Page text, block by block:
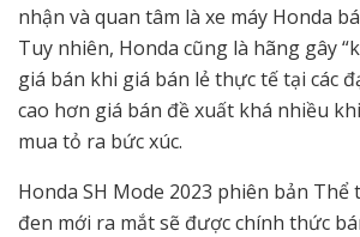
nhận và quan tâm là xe máy Honda
Tuy nhiên, Honda cũng là hãng gây
giá bán khi giá bán lẻ thực tế tại các
cao hơn giá bán đề xuất khá nhiều
mua tỏ ra bức xúc.
Honda SH Mode 2023 phiên bản Thể
đen mới ra mắt sẽ được chính thức